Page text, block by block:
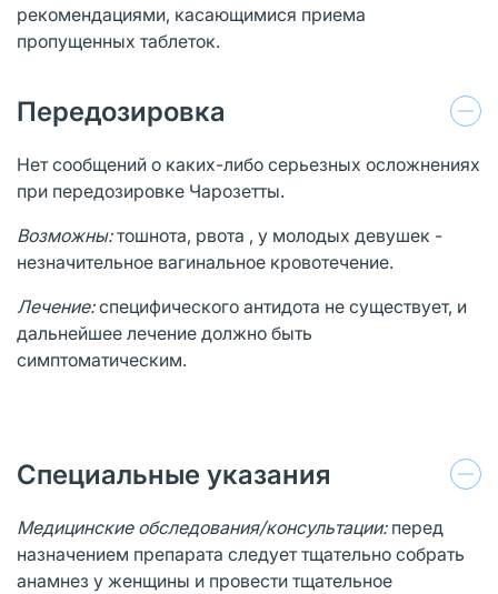
рекомендациями, касающимися приема
пропущенных таблеток.
Передозировка
Нет сообщений о каких-либо серьезных осложнениях
при передозировке Чарозетты.
Возможны:тошнота, рвота , у молодых девушек -
незначительное вагинальное кровотечение.
Лечение:специфического антидота не существует, и
дальнейшее лечение должно быть
симптоматическим.
Специальные указания
Медицинские обследования/консультации:перед
назначением препарата следует тщательно собрать
анамнез у женщины и провести тщательное